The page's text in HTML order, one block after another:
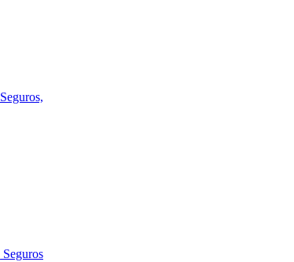
Seguros,
Seguros